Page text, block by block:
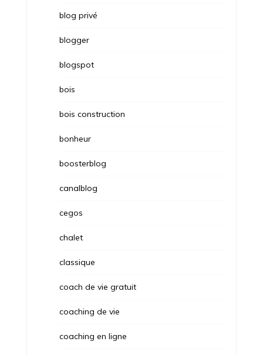
blog privé
blogger
blogspot
bois
bois construction
bonheur
boosterblog
canalblog
cegos
chalet
classique
coach de vie gratuit
coaching de vie
coaching en ligne